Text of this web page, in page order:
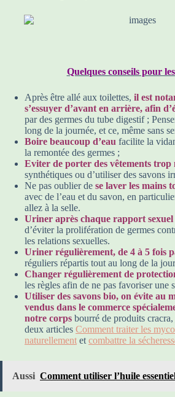
Quelques conseils pour
Après être allé aux toilettes, il est
s’essuyer d’avant en arrière, afin
par des germes du tube digestif ;
long de la journée, et ce, même sans
Boire beaucoup d’eau facilite la
la remontée des germes ;
Eviter de porter des vêtements trop
synthétiques ou d’utiliser des savons
Ne pas oublier de se laver les mains
avec de l’eau et du savon, en
allez à la selle.
Uriner après chaque rapport sexuel
d’éviter la prolifération de germes
les relations sexuelles.
Uriner régulièrement, de 4 à 5 fois
réguliers répartis tout au long de la
Changer régulièrement de
les règles afin de ne pas favoriser une
Utiliser des savons bio, on évite au
vendus dans le commerce
notre corps bourré de produits
deux articles Comment traiter les
naturellement et combattre la
Aussi Comment utiliser l’huile